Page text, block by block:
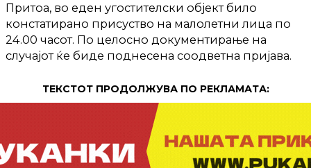
Притоа, во еден угостителски објект било
констатирано присуство на малолетни лица по
24.00 часот. По целосно документирање на
случајот ќе биде поднесена соодветна пријава.
ТЕКСТОТ ПРОДОЛЖУВА ПО РЕКЛАМАТА: